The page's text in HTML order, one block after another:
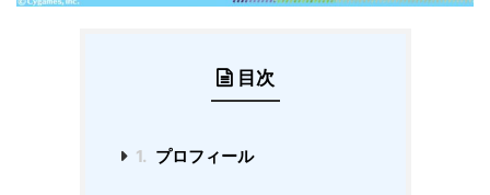
目次
1. プロフィール